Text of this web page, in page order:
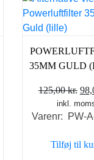
35MM GULD
125,00kr.
inkl.
Varenr: PW-
Tilføj til